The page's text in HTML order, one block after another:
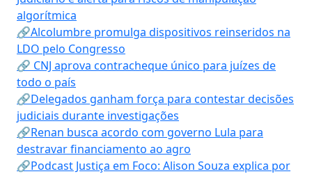
algorítmica
🔗Alcolumbre promulga dispositivos reinseridos na
LDO pelo Congresso
🔗 CNJ aprova contracheque único para juízes de
todo o país
🔗Delegados ganham força para contestar decisões
judiciais durante investigações
🔗Renan busca acordo com governo Lula para
destravar financiamento ao agro
🔗Podcast Justiça em Foco: Alison Souza explica por